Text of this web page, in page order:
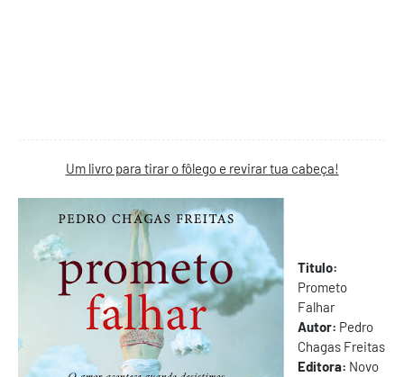
Um livro para tirar o fôlego e revirar tua cabeça!
Titulo:
Prometo
Falhar
Autor: Pedro
Chagas Freitas
Editora: Novo